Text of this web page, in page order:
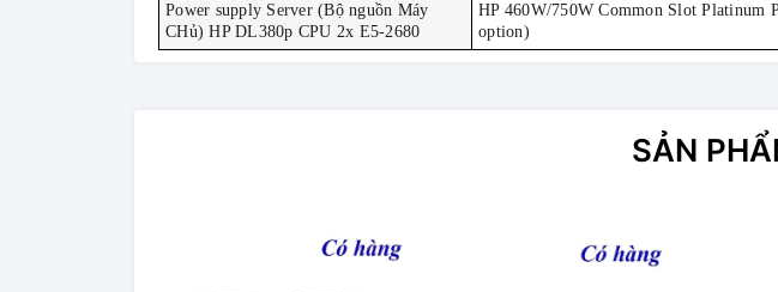
Power supply Server (Bộ nguồn Máy
CHủ) HP DL380p CPU 2x E5-2680
HP 460W/750W Common Slot Platinum
option)
SẢN